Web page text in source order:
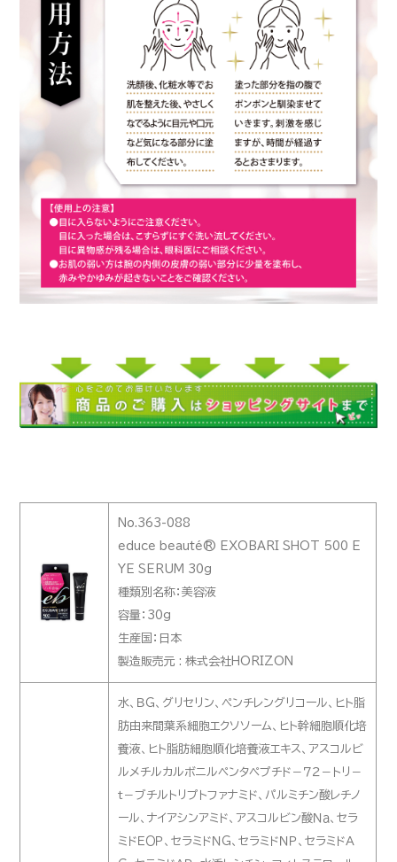
No.363-088
educe beauté® EXOBARI SHOT 500 E
YE SERUM 30g
種類別名称：美容液
容量：30g
生産国：日本
製造販売元 : 株式会社HORIZON
水、ＢＧ、グリセリン、ペンチレングリコール、ヒト脂
肪由来間葉系細胞エクソソーム、ヒト幹細胞順化培
養液、ヒト脂肪細胞順化培養液エキス、アスコルビ
ルメチルカルボニルペンタペプチド－７２－トリ－
ｔ－ブチルトリプトファナミド、パルミチン酸レチノ
ール、ナイアシンアミド、アスコルビン酸Ｎａ、セラ
ミドＥＯＰ、セラミドＮＧ、セラミドＮＰ、セラミドＡ